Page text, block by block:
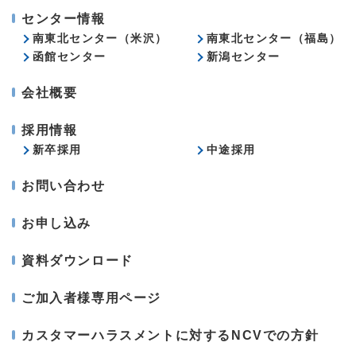
センター情報
南東北センター（米沢）
南東北センター（福島）
函館センター
新潟センター
会社概要
採用情報
新卒採用 中途採用
お問い合わせ
お申し込み
資料ダウンロード
ご加入者様専用ページ
カスタマーハラスメントに対するNCVでの方針